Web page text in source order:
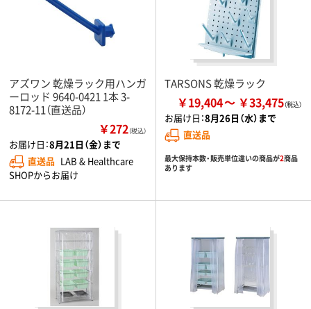
アズワン 乾燥ラック用ハンガ
ーロッド 9640-0421 1本 3-
8172-11（直送品）
￥272（税込）
お届け日：8月21日（金）まで
直送品 LAB & Healthcare
SHOPからお届け
TARSONS 乾燥ラック
￥19,404 ￥33,475
お届け日：8月26日（水）まで
直送品
最大保持本数・販売単位違いの商品が2商品
あります